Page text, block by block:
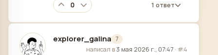
0 1 ответ
explorer_galina 7
отредактировано
написал в3 мая 2026 г., 07:47 · #4